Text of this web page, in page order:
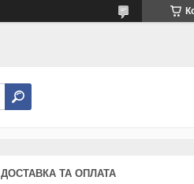
ДОСТАВКА ТА ОПЛАТА